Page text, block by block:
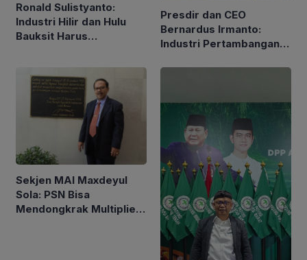
Ronald Sulistyanto:
Industri Hilir dan Hulu
Bauksit Harus
Presdir dan CEO
Bernardus Irmanto:
Industri Pertambangan
Nilai Ekonomi
Sekjen MAI Maxdeyul
Sola: PSN Bisa
Mendongkrak Multiplier